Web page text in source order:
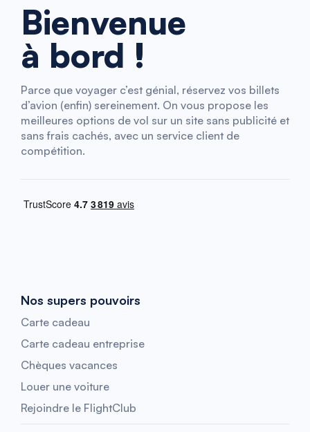
Bienvenue
à bord !
Parce que voyager c’est génial, réservez vos billets
d’avion (enfin) sereinement. On vous propose les
meilleures options de vol sur un site sans publicité et
sans frais cachés, avec un service client de
compétition.
Nos supers pouvoirs
Carte cadeau
Carte cadeau entreprise
Chèques vacances
Louer une voiture
Rejoindre le FlightClub